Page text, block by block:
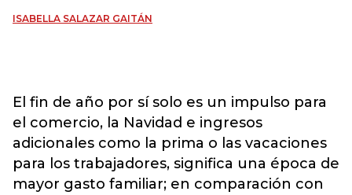
ISABELLA SALAZAR GAITÁN
El fin de año por sí solo es un impulso para
el comercio, la Navidad e ingresos
adicionales como la prima o las vacaciones
para los trabajadores, significa una época de
mayor gasto familiar; en comparación con